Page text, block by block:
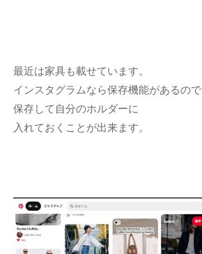
最近は家具も載せています。
インスタグラムなら保存機能があるので
保存して自分のホルダーに
入れておくことが出来ます。